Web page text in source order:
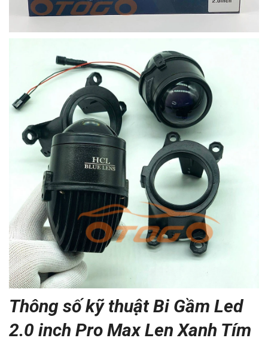
Thông số kỹ thuật Bi Gầm Led
2.0 inch Pro Max Len Xanh Tím